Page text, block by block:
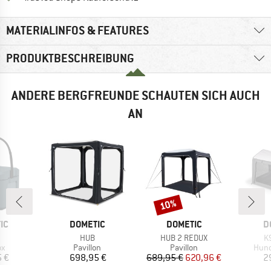
MATERIALINFOS & FEATURES
PRODUKTBESCHREIBUNG
ANDERE BERGFREUNDE SCHAUTEN SICH AUCH
AN
€
MARKE
DOMETIC
Artikel
HUB
Produktgruppe
Pavillon
Preis
698,95 €
MARKE
DOMETIC
Artikel
HUB 2 REDUX
Produktgruppe
Pavillon
Preis
689,95 €reduzierter Preis
620,96 €
Rabatt
10%